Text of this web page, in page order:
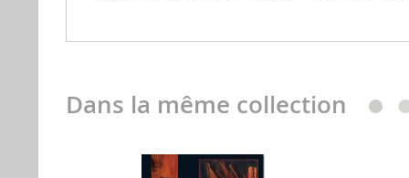
Dans la même collection